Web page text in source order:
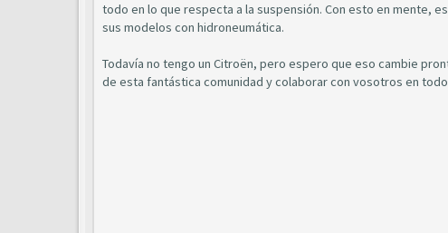
todo en lo que respecta a la suspensión. Con esto en mente,
sus modelos con hidroneumática.
Todavía no tengo un Citroën, pero espero que eso cambie
de esta fantástica comunidad y colaborar con vosotros en